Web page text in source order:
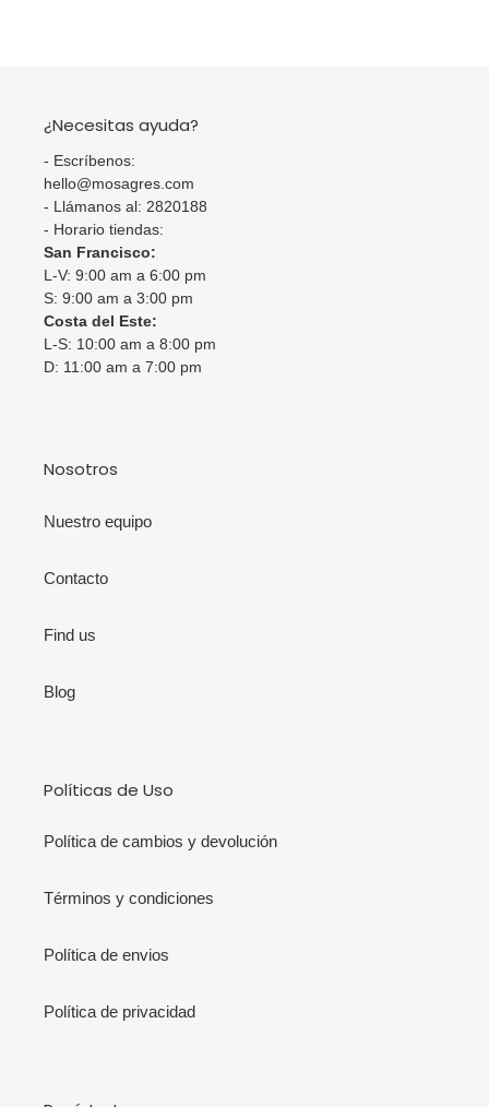
¿Necesitas ayuda?
- Escríbenos:
hello@mosagres.com
- Llámanos al: 2820188
- Horario tiendas:
San Francisco:
L-V: 9:00 am a 6:00 pm
S: 9:00 am a 3:00 pm
Costa del Este:
L-S: 10:00 am a 8:00 pm
D: 11:00 am a 7:00 pm
Nosotros
Nuestro equipo
Contacto
Find us
Blog
Políticas de Uso
Política de cambios y devolución
Términos y condiciones
Política de envios
Política de privacidad